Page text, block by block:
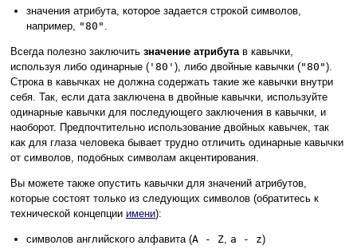
значения атрибута, которое задается строкой символов,
например, "80" .
Всегда полезно заключить значение атрибутав кавычки,
используя либо одинарные ( '80' ), либо двойные кавычки ("80").
Строка в кавычках не должна содержать такие же кавычки внутри
себя. Так, если дата заключена в двойные кавычки, используйте
одинарные кавычки для последующего заключения в кавычки, и
наоборот. Предпочтительно использование двойных кавычек, так
как для глаза человека бывает трудно отличить одинарные кавычки
от символов, подобных символам акцентирования.
Вы можете также опустить кавычки для значений атрибутов,
которые состоят только из следующих символов (обратитесь к
технической концепции имени):
символов английского алфавита (A - Z, a - z)